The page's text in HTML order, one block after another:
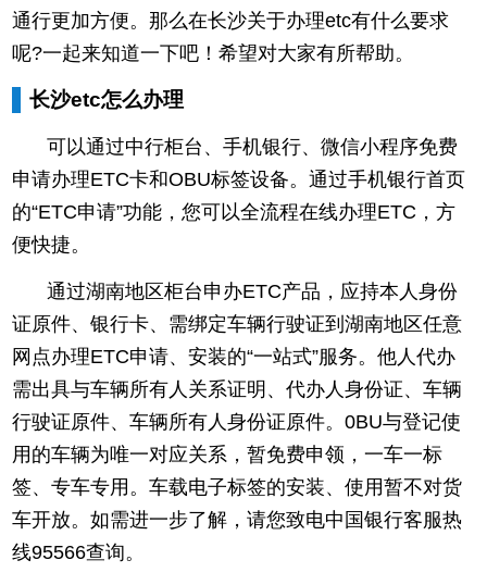
通行更加方便。那么在长沙关于办理etc有什么要求
呢?一起来知道一下吧！希望对大家有所帮助。
长沙etc怎么办理
可以通过中行柜台、手机银行、微信小程序免费
申请办理ETC卡和OBU标签设备。通过手机银行首页
的“ETC申请”功能，您可以全流程在线办理ETC，方
便快捷。
通过湖南地区柜台申办ETC产品，应持本人身份
证原件、银行卡、需绑定车辆行驶证到湖南地区任意
网点办理ETC申请、安装的“一站式”服务。他人代办
需出具与车辆所有人关系证明、代办人身份证、车辆
行驶证原件、车辆所有人身份证原件。0BU与登记使
用的车辆为唯一对应关系，暂免费申领，一车一标
签、专车专用。车载电子标签的安装、使用暂不对货
车开放。如需进一步了解，请您致电中国银行客服热
线95566查询。